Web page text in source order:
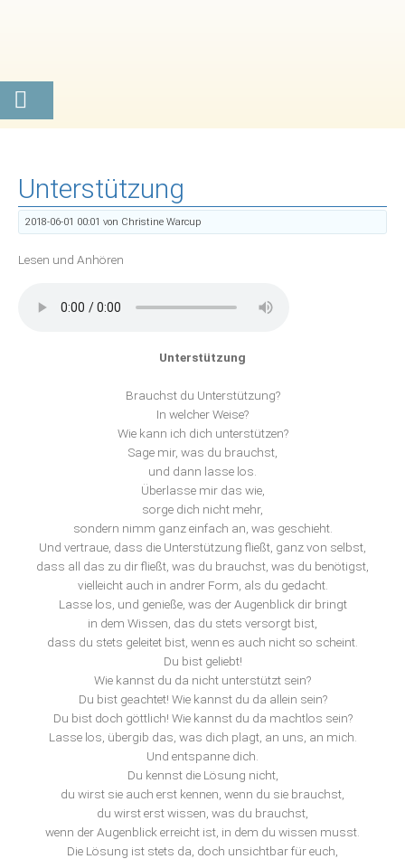
Unterstützung
2018-06-01 00:01 von Christine Warcup
Lesen und Anhören
Unterstützung
Brauchst du Unterstützung?
In welcher Weise?
Wie kann ich dich unterstützen?
Sage mir, was du brauchst,
und dann lasse los.
Überlasse mir das wie,
sorge dich nicht mehr,
sondern nimm ganz einfach an, was geschieht.
Und vertraue, dass die Unterstützung fließt, ganz von selbst,
dass all das zu dir fließt, was du brauchst, was du benötigst,
vielleicht auch in andrer Form, als du gedacht.
Lasse los, und genieße, was der Augenblick dir bringt
in dem Wissen, das du stets versorgt bist,
dass du stets geleitet bist, wenn es auch nicht so scheint.
Du bist geliebt!
Wie kannst du da nicht unterstützt sein?
Du bist geachtet! Wie kannst du da allein sein?
Du bist doch göttlich! Wie kannst du da machtlos sein?
Lasse los, übergib das, was dich plagt, an uns, an mich.
Und entspanne dich.
Du kennst die Lösung nicht,
du wirst sie auch erst kennen, wenn du sie brauchst,
du wirst erst wissen, was du brauchst,
wenn der Augenblick erreicht ist, in dem du wissen musst.
Die Lösung ist stets da, doch unsichtbar für euch,